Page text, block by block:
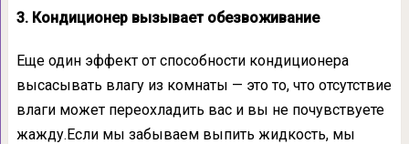
3. Кондиционер вызывает обезвоживание
Еще один эффект от способности кондиционера
высасывать влагу из комнаты — это то, что отсутствие
влаги может переохладить вас и вы не почувствуете
жажду.Если мы забываем выпить жидкость, мы